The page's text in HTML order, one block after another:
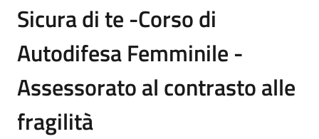
Sicura di te -Corso di
Autodifesa Femminile -
Assessorato al contrasto alle
fragilità